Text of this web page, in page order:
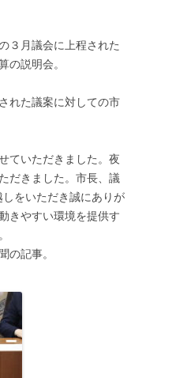
３月議会に上程された
の説明会。
れた議案に対しての市
ていただきました。夜
だきました。市長、議
をいただき誠にありが
きやすい環境を提供す
記事。